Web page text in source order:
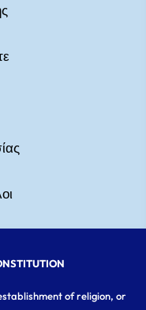
of religion, or